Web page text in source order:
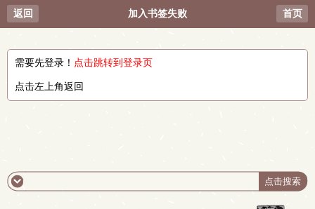
返回 加入书签失败 首页
需要先登录！ 点击跳转到登录页
点击左上角返回